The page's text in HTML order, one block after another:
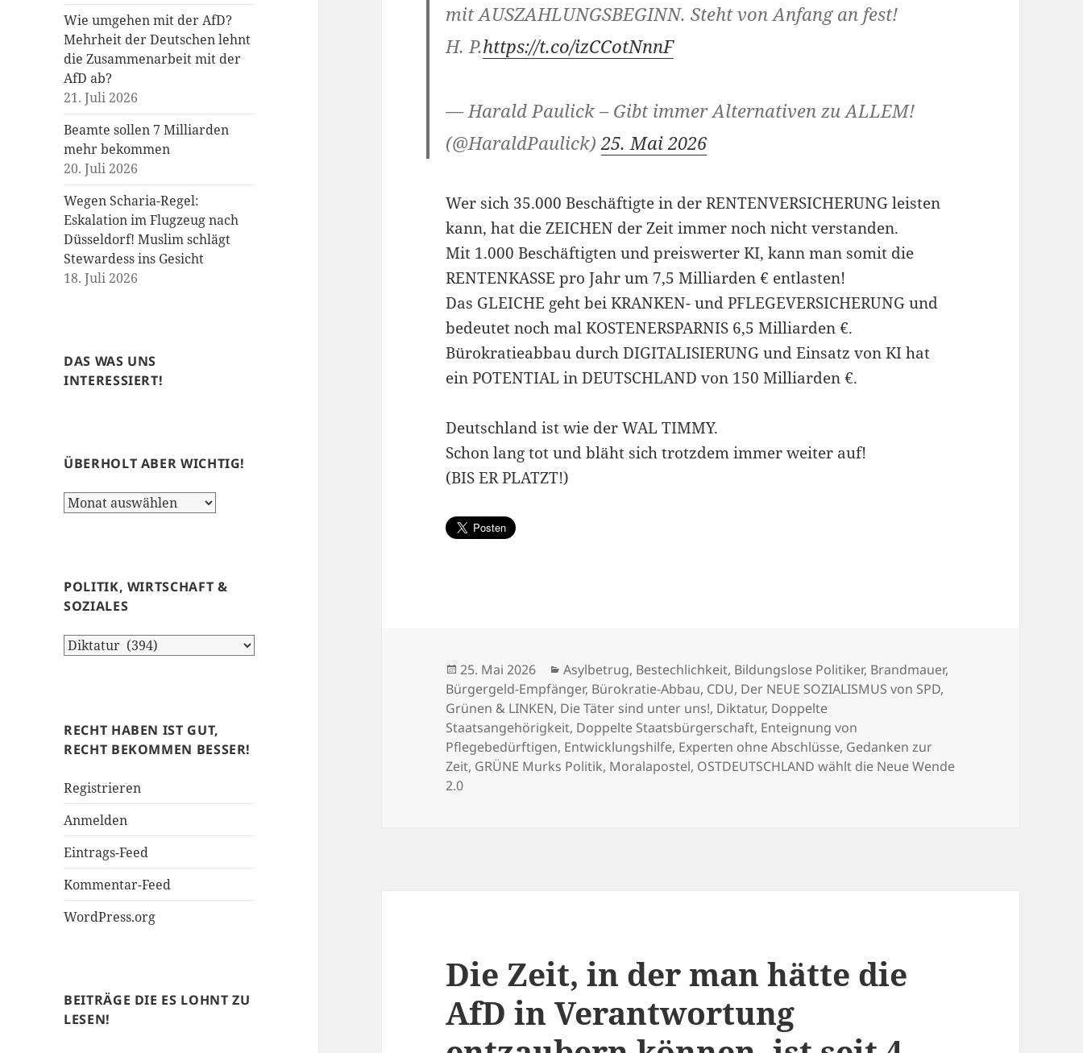
Wie umgehen mit der AfD?
Mehrheit der Deutschen lehnt
die Zusammenarbeit mit der
AfD ab?
21. Juli 2026
Beamte sollen 7 Milliarden
mehr bekommen
20. Juli 2026
Wegen Scharia-Regel:
Eskalation im Flugzeug nach
Düsseldorf! Muslim schlägt
Stewardess ins Gesicht
18. Juli 2026
DAS WAS UNS
INTERESSIERT!
ÜBERHOLT ABER WICHTIG!
Überholt
POLITIK, WIRTSCHAFT &
SOZIALES
Politik,
RECHT HABEN IST GUT,
RECHT BEKOMMEN BESSER!
Registrieren
Anmelden
Eintrags-Feed
Kommentar-Feed
WordPress.org
BEITRÄGE DIE ES LOHNT ZU
LESEN!
mit AUSZAHLUNGSBEGINN. Steht von Anfang an fest!
H. P.https://t.co/izCCotNnnF
— Harald Paulick – Gibt immer Alternativen zu ALLEM!
(@HaraldPaulick)25. Mai 2026
Wer sich 35.000 Beschäftigte in der RENTENVERSICHERUNG leisten
kann, hat die ZEICHEN der Zeit immer noch nicht verstanden.
Mit 1.000 Beschäftigten und preiswerter KI, kann man somit die
RENTENKASSE pro Jahr um 7,5 Milliarden € entlasten!
Das GLEICHE geht bei KRANKEN- und PFLEGEVERSICHERUNG und
bedeutet noch mal KOSTENERSPARNIS 6,5 Milliarden €.
Bürokratieabbau durch DIGITALISIERUNG und Einsatz von KI hat
ein POTENTIAL in DEUTSCHLAND von 150 Milliarden €.
Deutschland ist wie der WAL TIMMY.
Schon lang tot und bläht sich trotzdem immer weiter auf!
(BIS ER PLATZT!)
Veröffentlicht
am
25. Mai 2026 Kategorien
Asylbetrug, Bestechlichkeit, Bildungslose Politiker, Brandmauer,
Bürgergeld-Empfänger, Bürokratie-Abbau, CDU, Der NEUE SOZIALISMUS von SPD,
Grünen & LINKEN, Die Täter sind unter uns!, Diktatur, Doppelte
Staatsangehörigkeit, Doppelte Staatsbürgerschaft, Enteignung von
Pflegebedürftigen, Entwicklungshilfe, Experten ohne Abschlüsse, Gedanken zur
Zeit, GRÜNE Murks Politik, Moralapostel, OSTDEUTSCHLAND wählt die Neue Wende
2.0
Die Zeit, in der man hätte die
AfD in Verantwortung